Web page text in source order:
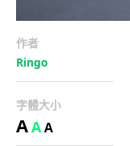
作者
Ringo
字體大小
AAA